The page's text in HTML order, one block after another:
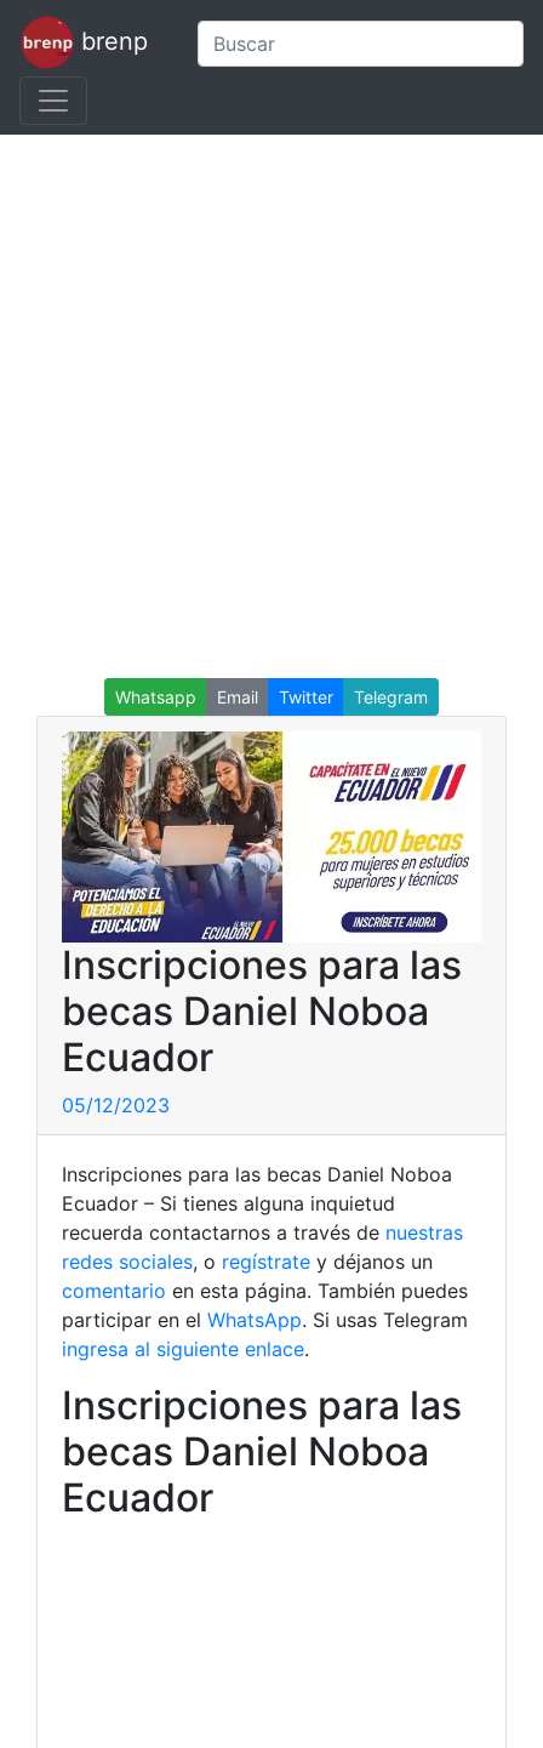
brenp
Whatsapp Email Twitter Telegram
Inscripciones para las
becas Daniel Noboa
Ecuador
05/12/2023
Inscripciones para las becas Daniel Noboa
Ecuador – Si tienes alguna inquietud
recuerda contactarnos a través de nuestras
redes sociales, o regístrate y déjanos un
comentario en esta página. También puedes
participar en el WhatsApp. Si usas Telegram
ingresa al siguiente enlace.
Inscripciones para las
becas Daniel Noboa
Ecuador